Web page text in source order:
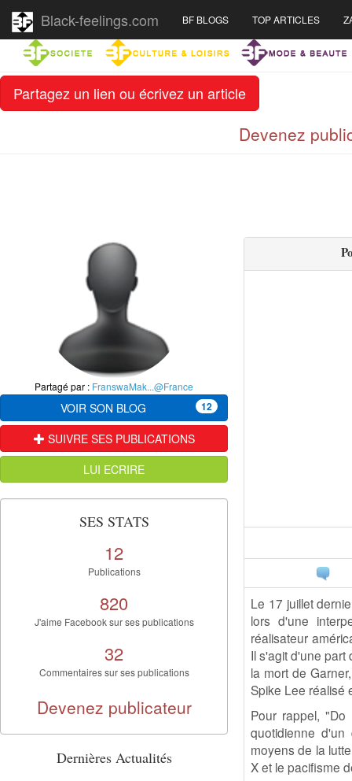
Partagez un lien ou écrivez un article
Black-feelings.com BF BLOGS TOP ARTICLES
Devenez
Le 17 juillet
lors d'une
réalisateur
Il s'agit d'une part
la mort de
Spike Lee réalisé
Pour rappel,
quotidienne
moyens de la
X et le pacifisme
Partagé par : FranswaMak...@France
VOIR SON BLOG 12
SUIVRE SES PUBLICATIONS
LUI ECRIRE
SES STATS
12
Publications
820
J'aime Facebook sur ses publications
32
Commentaires sur ses publications
Devenez publicateur
Dernières Actualités